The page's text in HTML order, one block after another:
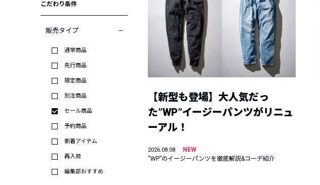
こだわり条件
販売タイプ
通常商品
先行商品
限定商品
別注商品
セール商品
予約商品
新着アイテム
再入荷
編集部おすすめ
【新型も登場】大人気だっ
た”WP”イージーパンツがリニュ
ーアル！
2026.08.08
NEW
“WP”のイージーパンツを徹底解説&コーデ紹介